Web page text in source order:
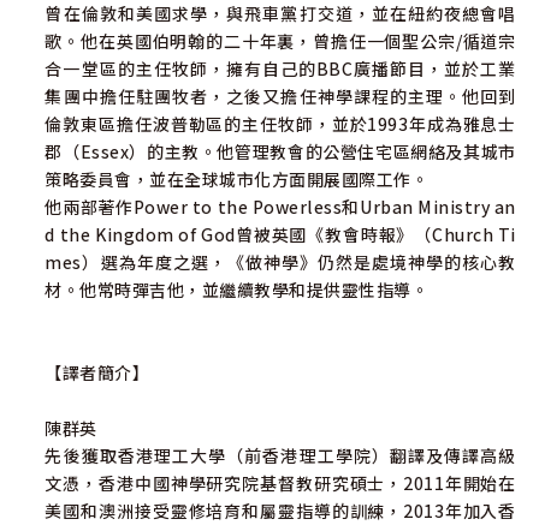
曾在倫敦和美國求學，與飛車黨打交道，並在紐約夜總會唱
歌。他在英國伯明翰的二十年裏，曾擔任一個聖公宗/循道宗
合一堂區的主任牧師，擁有自己的BBC廣播節目，並於工業
集團中擔任駐團牧者，之後又擔任神學課程的主理。他回到
倫敦東區擔任波普勒區的主任牧師，並於1993年成為雅息士
郡（Essex）的主教。他管理教會的公營住宅區網絡及其城市
策略委員會，並在全球城市化方面開展國際工作。
他兩部著作Power to the Powerless和Urban Ministry an
d the Kingdom of God曾被英國《教會時報》（Church Ti
mes）選為年度之選，《做神學》仍然是處境神學的核心教
材。他常時彈吉他，並繼續教學和提供靈性指導。
【譯者簡介】
陳群英
先後獲取香港理工大學（前香港理工學院）翻譯及傳譯高級
文憑，香港中國神學研究院基督教研究碩士，2011年開始在
美國和澳洲接受靈修培育和屬靈指導的訓練，2013年加入香